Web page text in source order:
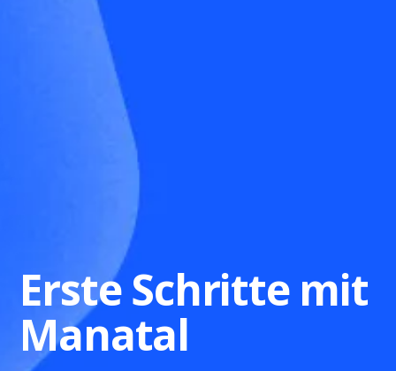
Erste Schritte mit
Manatal